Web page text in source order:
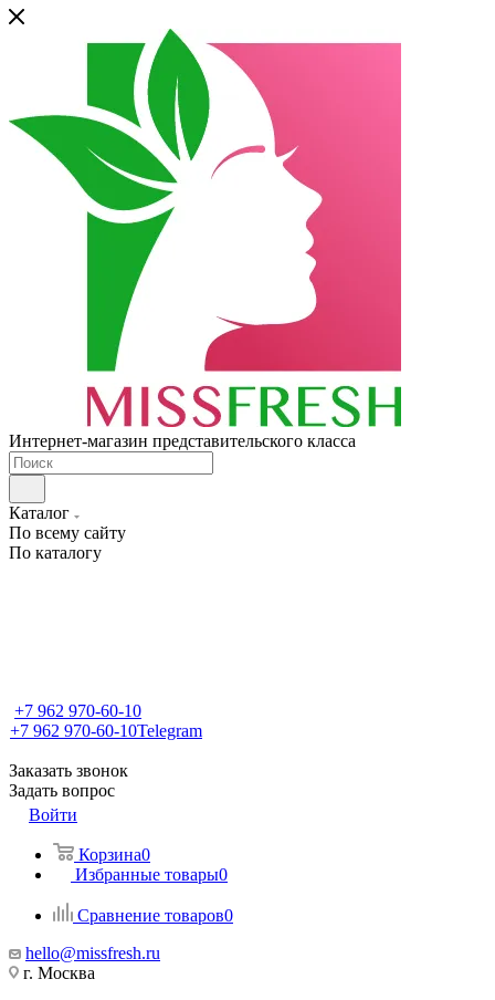
Интернет-магазин представительского класса
Каталог
По всему сайту
По каталогу
+7 962 970-60-10
+7 962 970-60-10Telegram
Заказать звонок
Задать вопрос
Войти
Корзина0
Избранные товары0
Сравнение товаров0
hello@missfresh.ru
г. Москва